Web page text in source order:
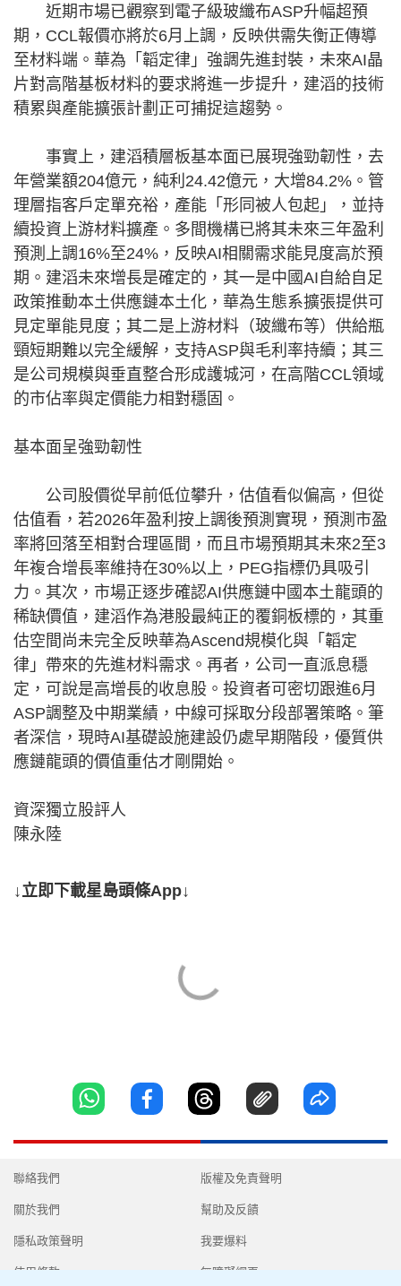
近期市場已觀察到電子級玻纖布ASP升幅超預
期，CCL報價亦將於6月上調，反映供需失衡正傳導
至材料端。華為「韜定律」強調先進封裝，未來AI晶
片對高階基板材料的要求將進一步提升，建滔的技術
積累與產能擴張計劃正可捕捉這趨勢。
事實上，建滔積層板基本面已展現強勁韌性，去
年營業額204億元，純利24.42億元，大增84.2%。管
理層指客戶定單充裕，產能「形同被人包起」，並持
續投資上游材料擴產。多間機構已將其未來三年盈利
預測上調16%至24%，反映AI相關需求能見度高於預
期。建滔未來增長是確定的，其一是中國AI自給自足
政策推動本土供應鏈本土化，華為生態系擴張提供可
見定單能見度；其二是上游材料（玻纖布等）供給瓶
頸短期難以完全緩解，支持ASP與毛利率持續；其三
是公司規模與垂直整合形成護城河，在高階CCL領域
的市佔率與定價能力相對穩固。
基本面呈強勁韌性
公司股價從早前低位攀升，估值看似偏高，但從
估值看，若2026年盈利按上調後預測實現，預測市盈
率將回落至相對合理區間，而且市場預期其未來2至3
年複合增長率維持在30%以上，PEG指標仍具吸引
力。其次，市場正逐步確認AI供應鏈中國本土龍頭的
稀缺價值，建滔作為港股最純正的覆銅板標的，其重
估空間尚未完全反映華為Ascend規模化與「韜定
律」帶來的先進材料需求。再者，公司一直派息穩
定，可說是高增長的收息股。投資者可密切跟進6月
ASP調整及中期業績，中線可採取分段部署策略。筆
者深信，現時AI基礎設施建設仍處早期階段，優質供
應鏈龍頭的價值重估才剛開始。
資深獨立股評人
陳永陸
↓立即下載星島頭條App↓
聯絡我們
關於我們
隱私政策聲明
使用條款
版權及免責聲明
幫助及反饋
我要爆料
無障礙網頁